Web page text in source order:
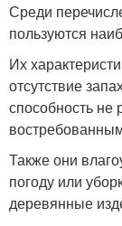
Среди
пользуются
Их
отсутствие
способность не
Также они
погоду или
деревянные